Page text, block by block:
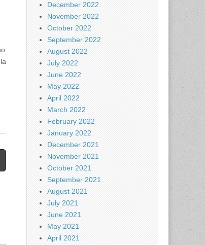
December 2022
November 2022
October 2022
September 2022
August 2022
July 2022
June 2022
May 2022
April 2022
March 2022
February 2022
January 2022
December 2021
November 2021
October 2021
September 2021
August 2021
July 2021
June 2021
May 2021
April 2021